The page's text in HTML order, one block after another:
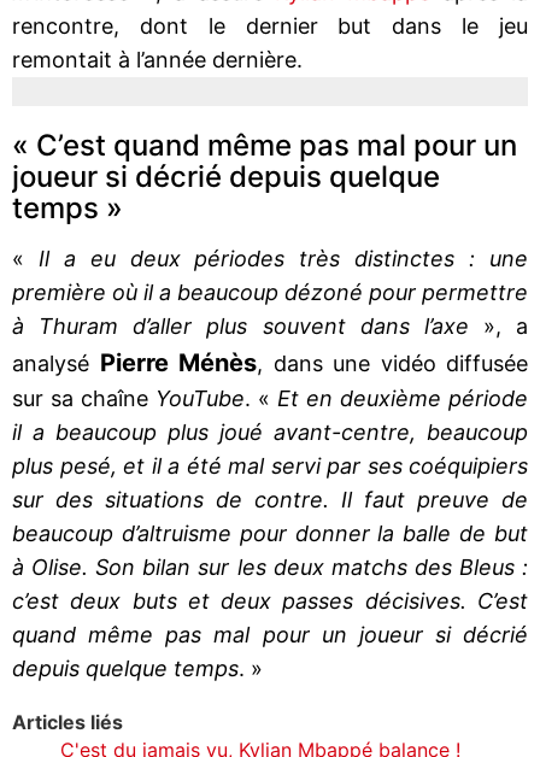
rencontre, dont le dernier but dans le jeu
remontait à l’année dernière.
« C’est quand même pas mal pour un
joueur si décrié depuis quelque
temps »
« Il a eu deux périodes très distinctes : une
première où il a beaucoup dézoné pour permettre
à Thuram d’aller plus souvent dans l’axe », a
analysé Pierre Ménès, dans une vidéo diffusée
sur sa chaîne YouTube. « Et en deuxième période
il a beaucoup plus joué avant-centre, beaucoup
plus pesé, et il a été mal servi par ses coéquipiers
sur des situations de contre. Il faut preuve de
beaucoup d’altruisme pour donner la balle de but
à Olise. Son bilan sur les deux matchs des Bleus :
c’est deux buts et deux passes décisives. C’est
quand même pas mal pour un joueur si décrié
depuis quelque temps. »
Articles liés
C'est du jamais vu, Kylian Mbappé balance !